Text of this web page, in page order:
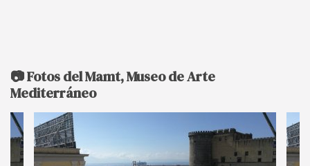
📷 Fotos del Mamt, Museo de Arte
Mediterráneo